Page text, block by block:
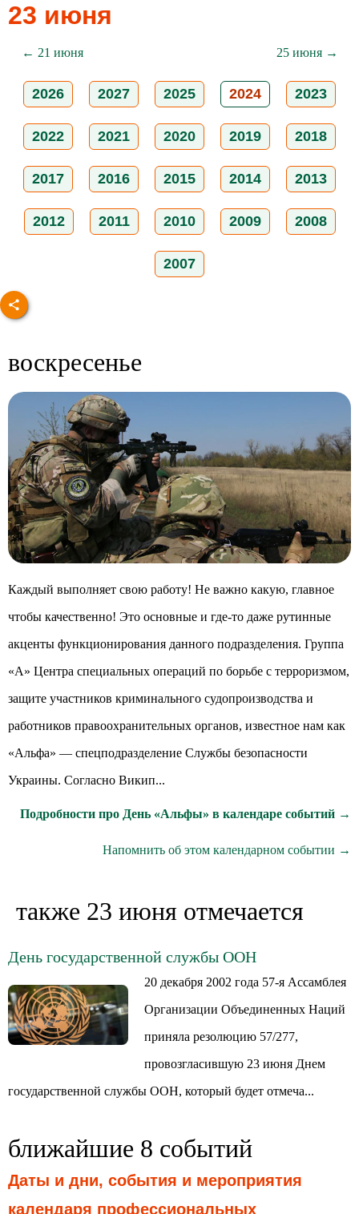
23 июня
← 21 июня 25 июня →
2026 2027 2025 2024 2023
2022 2021 2020 2019 2018
2017 2016 2015 2014 2013
2012 2011 2010 2009 2008
2007
воскресенье
Каждый выполняет свою работу! Не важно какую, главное
чтобы качественно! Это основные и где-то даже рутинные
акценты функционирования данного подразделения. Группа
«А» Центра специальных операций по борьбе с терроризмом,
защите участников криминального судопроизводства и
работников правоохранительных органов, известное нам как
«Альфа» — спецподразделение Службы безопасности
Украины. Согласно Викип...
Подробности про День «Альфы» в календаре событий →
Напомнить об этом календарном событии →
также 23 июня отмечается
День государственной службы ООН
20 декабря 2002 года 57-я Ассамблея
Организации Объединенных Наций
приняла резолюцию 57/277,
провозгласившую 23 июня Днем
государственной службы ООН, который будет отмеча...
ближайшие 8 событий
Даты и дни, события и мероприятия
календаря профессиональных